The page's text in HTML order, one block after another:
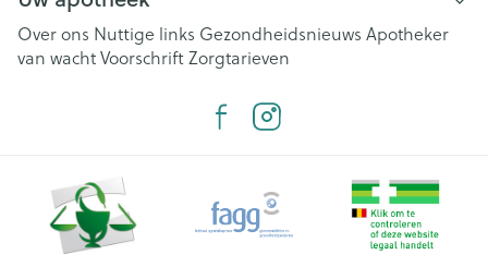
Over ons Nuttige links Gezondheidsnieuws Apotheker
van wachtVoorschriftZorgtarieven